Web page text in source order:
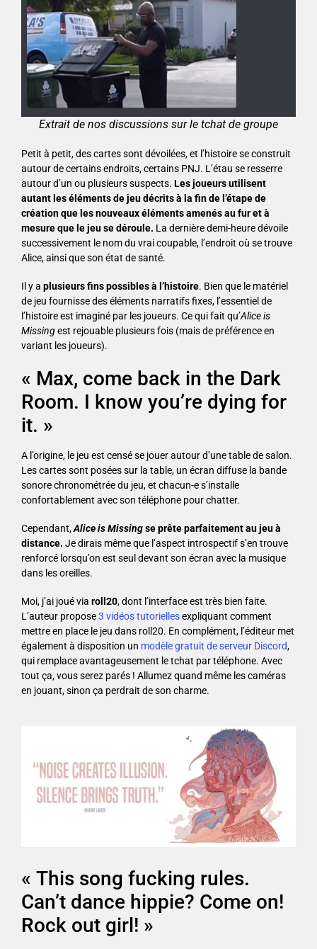
Extrait de nos discussions sur le tchat de groupe
Petit à petit, des cartes sont dévoilées, et l’histoire se construit
autour de certains endroits, certains PNJ. L’étau se resserre
autour d’un ou plusieurs suspects. Les joueurs utilisent
autant les éléments de jeu décrits à la fin de l’étape de
création que les nouveaux éléments amenés au fur et à
mesure que le jeu se déroule. La dernière demi-heure dévoile
successivement le nom du vrai coupable, l’endroit où se trouve
Alice, ainsi que son état de santé.
Il y a plusieurs fins possibles à l’histoire. Bien que le matériel
de jeu fournisse des éléments narratifs fixes, l’essentiel de
l’histoire est imaginé par les joueurs. Ce qui fait qu’Alice is
Missingest rejouable plusieurs fois (mais de préférence en
variant les joueurs).
« Max, come back in the Dark
Room. I know you’re dying for
it. »
A l’origine, le jeu est censé se jouer autour d’une table de salon.
Les cartes sont posées sur la table, un écran diffuse la bande
sonore chronométrée du jeu, et chacun-e s’installe
confortablement avec son téléphone pour chatter.
Cependant,Alice is Missingse prête parfaitement au jeu à
distance. Je dirais même que l’aspect introspectif s’en trouve
renforcé lorsqu’on est seul devant son écran avec la musique
dans les oreilles.
Moi, j’ai joué via roll20, dont l’interface est très bien faite.
L’auteur propose3 vidéos tutoriellesexpliquant comment
mettre en place le jeu dans roll20. En complément, l’éditeur met
également à disposition un modèle gratuit de serveur Discord,
qui remplace avantageusement le tchat par téléphone. Avec
tout ça, vous serez parés ! Allumez quand même les caméras
en jouant, sinon ça perdrait de son charme.
« This song fucking rules.
Can’t dance hippie? Come on!
Rock out girl! »